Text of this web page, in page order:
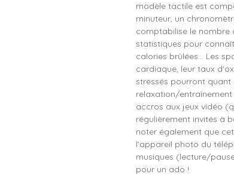
modèle tactile est
minuteur, un
comptabilise le nombre
statistiques pour
calories brûlées... Les
cardiaque, leur taux
stressés pourront
relaxation/
accros aux jeux vidéo
régulièrement invités à
noter également que
l’appareil photo du
musiques (lecture/
pour un ado !